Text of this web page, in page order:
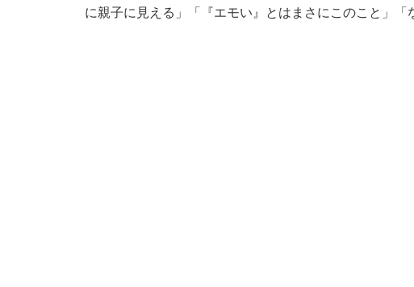
に親子に見える」「『エモい』とはまさにこのこと」「